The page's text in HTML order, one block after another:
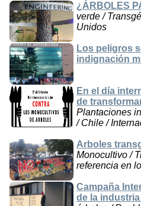
¿ÁRBOLES
verde /
Unidos
Los peligros
indignación
En el día
de
Plantaciones
/ Chile /
Arboles
Monocultivo /
referencia en
Campaña
de la industria